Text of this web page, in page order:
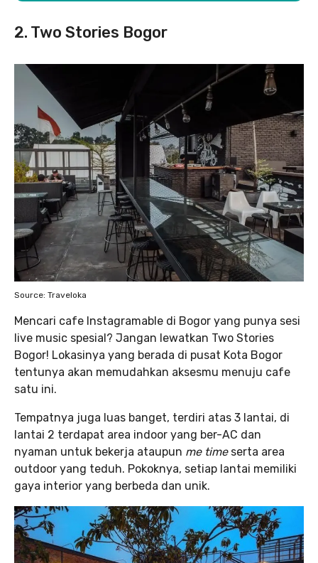
2. Two Stories Bogor
Source: Traveloka
Mencari cafe Instagramable di Bogor yang punya sesi
live music spesial? Jangan lewatkan Two Stories
Bogor! Lokasinya yang berada di pusat Kota Bogor
tentunya akan memudahkan aksesmu menuju cafe
satu ini.
Tempatnya juga luas banget, terdiri atas 3 lantai, di
lantai 2 terdapat area indoor yang ber-AC dan
nyaman untuk bekerja ataupun me time serta area
outdoor yang teduh. Pokoknya, setiap lantai memiliki
gaya interior yang berbeda dan unik.